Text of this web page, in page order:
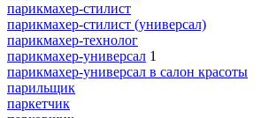
парикмахер-стилист
парикмахер-стилист (универсал)
парикмахер-технолог
парикмахер-универсал 1
парикмахер-универсал в салон красоты
парильщик
паркетчик